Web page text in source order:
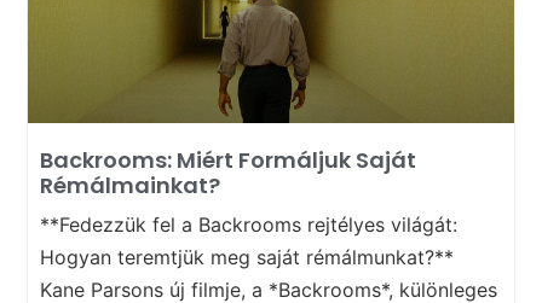
Backrooms: Miért Formáljuk Saját
Rémálmainkat?
**Fedezzük fel a Backrooms rejtélyes világát:
Hogyan teremtjük meg saját rémálmunkat?**
Kane Parsons új filmje, a *Backrooms*, különleges